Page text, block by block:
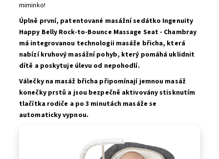
miminko!
Úplně první, patentované masážní sedátko Ingenuity
Happy Belly Rock-to-Bounce Massage Seat - Chambray
má integrovanou technologii masáže břicha, která
nabízí kruhový masážní pohyb, který pomáhá uklidnit
dítě a poskytuje úlevu od nepohodlí.
Válečky na masáž břicha připomínají jemnou masáž
konečky prstů a jsou bezpečně aktivovány stisknutím
tlačítka rodiče a po 3 minutách masáže se
automaticky vypnou.